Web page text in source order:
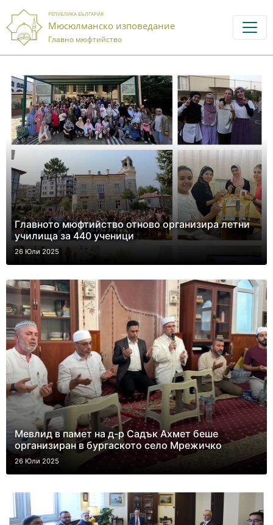
РЕПУБЛИКА БЪЛГАРИЯ
Мюсюлманско изповедание
Главно мюфтийство
Главното мюфтийство отново организира летни
училища за 440 ученици
26 Юли 2025
Мевлид в памет на д-р Садък Ахмет беше
организиран в бургаското село Мрежичко
26 Юли 2025